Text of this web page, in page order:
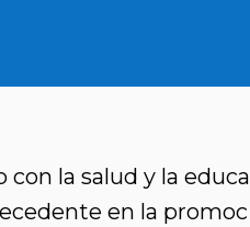
la salud y la
en la